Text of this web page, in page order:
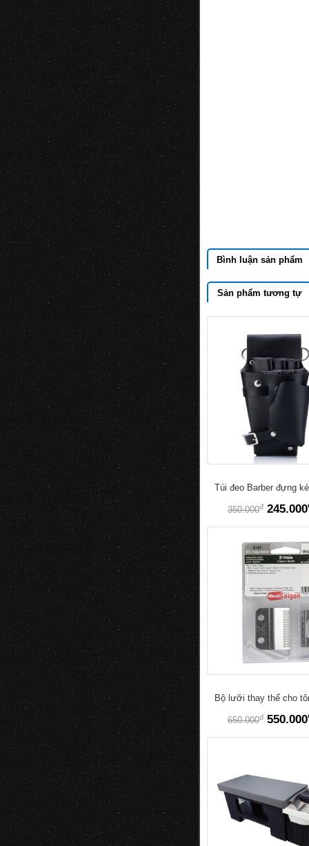
Bình luận sản phẩm
Sản phẩm tương tự
Túi đeo Barber đựng
350.000đ 245.000
Bộ lưỡi thay thế cho
650.000đ 550.000